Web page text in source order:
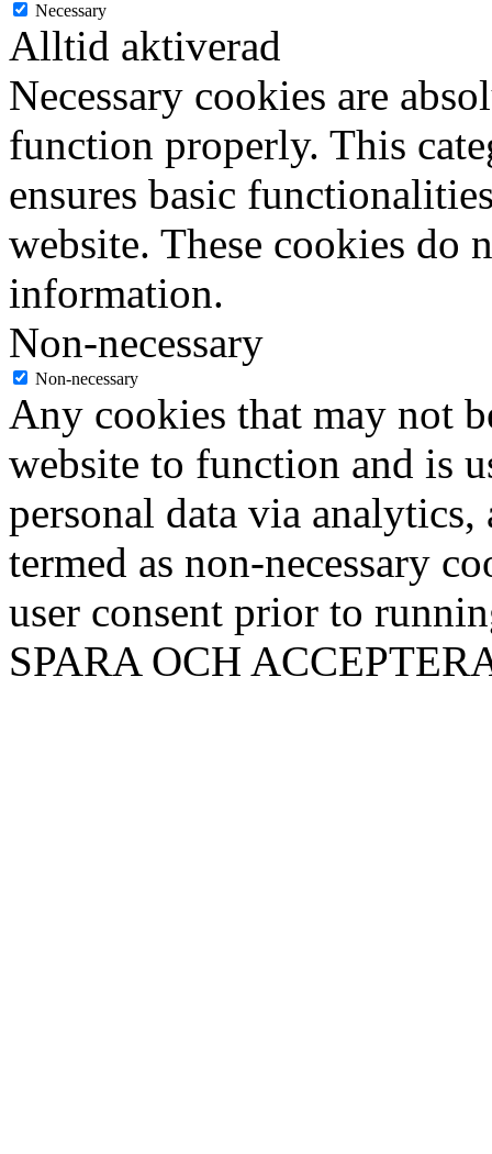
Necessary
Alltid aktiverad
Necessary cookies are
function properly. This
ensures basic
website. These cookies do
information.
Non-necessary
Non-necessary
Any cookies that may not
website to function and is
personal data via analytics,
termed as non-necessary
user consent prior to
SPARA OCH